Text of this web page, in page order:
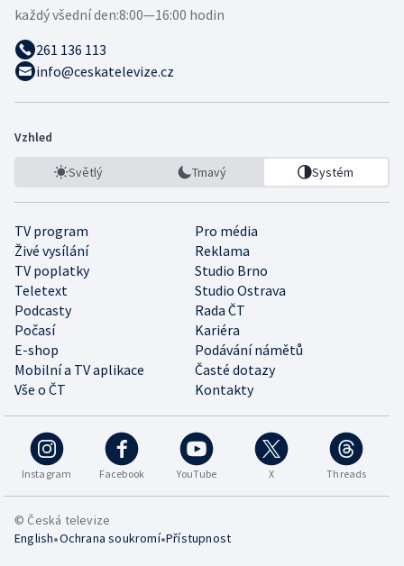
každý všední den:8:00—16:00 hodin
261 136 113
info@ceskatelevize.cz
Vzhled
Světlý Tmavý Systém
TV program
Pro média
Živé vysílání
Reklama
TV poplatky
Studio Brno
Teletext
Studio Ostrava
Podcasty
Rada ČT
Počasí
Kariéra
E-shop
Podávání námětů
Mobilní a TV aplikace
Časté dotazy
Vše o ČT
Kontakty
Instagram Facebook YouTube X Threads
© Česká televize
English•Ochrana soukromí•Přístupnost